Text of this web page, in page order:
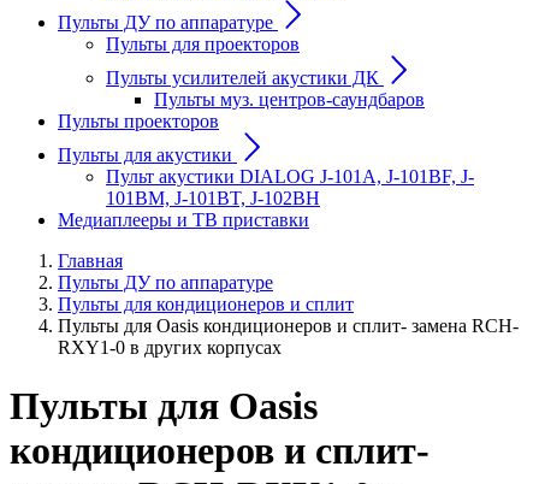
Пульты ДУ по аппаратуре
Пульты для проекторов
Пульты усилителей акустики ДК
Пульты муз. центров-саундбаров
Пульты проекторов
Пульты для акустики
Пульт акустики DIALOG J-101A, J-101BF, J-
101BM, J-101BT, J-102BH
Медиаплееры и ТВ приставки
Главная
Пульты ДУ по аппаратуре
Пульты для кондиционеров и сплит
Пульты для Oasis кондиционеров и сплит- замена RCH-
RXY1-0 в других корпусах
Пульты для Oasis
кондиционеров и сплит-